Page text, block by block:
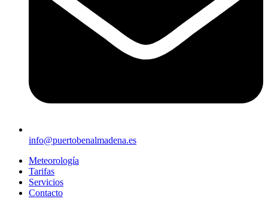
info@puertobenalmadena.es
Meteorología
Tarifas
Servicios
Contacto